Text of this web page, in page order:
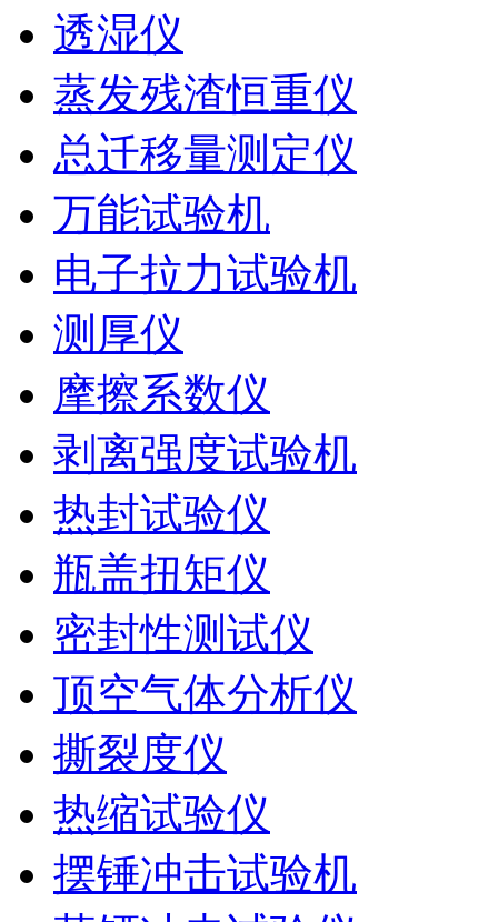
透湿仪
蒸发残渣恒重仪
总迁移量测定仪
万能试验机
电子拉力试验机
测厚仪
摩擦系数仪
剥离强度试验机
热封试验仪
瓶盖扭矩仪
密封性测试仪
顶空气体分析仪
撕裂度仪
热缩试验仪
摆锤冲击试验机